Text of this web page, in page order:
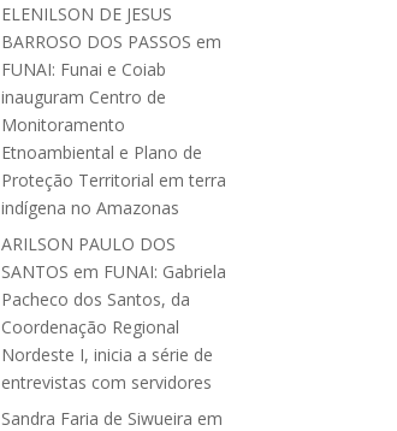
ELENILSON DE JESUS
BARROSO DOS PASSOS em
FUNAI: Funai e Coiab
inauguram Centro de
Monitoramento
Etnoambiental e Plano de
Proteção Territorial em terra
indígena no Amazonas
ARILSON PAULO DOS
SANTOS em FUNAI: Gabriela
Pacheco dos Santos, da
Coordenação Regional
Nordeste I, inicia a série de
entrevistas com servidores
Sandra Faria de Siwueira em